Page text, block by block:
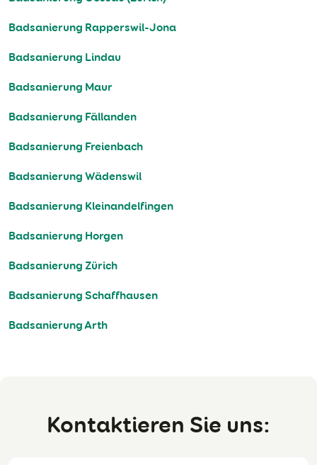
Badsanierung Rapperswil-Jona
Badsanierung Lindau
Badsanierung Maur
Badsanierung Fällanden
Badsanierung Freienbach
Badsanierung Wädenswil
Badsanierung Kleinandelfingen
Badsanierung Horgen
Badsanierung Zürich
Badsanierung Schaffhausen
Badsanierung Arth
Kontaktieren Sie uns: